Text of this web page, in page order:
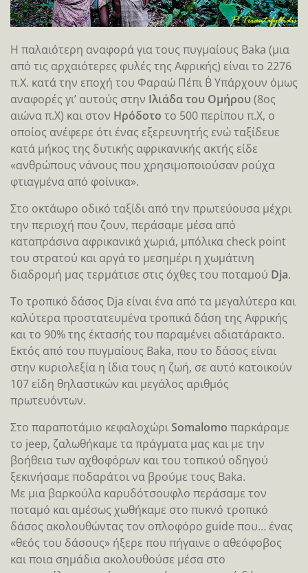
Η παλαιότερη αναφορά για τους πυγμαίους Baka (μια
από τις αρχαιότερες φυλές της Αφρικής) είναι το 2276
π.Χ. κατά την εποχή του Φαραώ Πέπι Β΄ Υπάρχουν όμως
αναφορές γι’ αυτούς στην Ιλιάδα του Ομήρου (8ος
αιώνα π.Χ) και στον Hρόδοτο το 500 περίπου π.Χ, ο
οποίος ανέφερε ότι ένας εξερευνητής ενώ ταξίδευε
κατά μήκος της δυτικής αφρικανικής ακτής είδε
«ανθρώπους νάνους που χρησιμοποιούσαν ρούχα
φτιαγμένα από φοίνικα».
Στο οκτάωρο οδικό ταξίδι από την πρωτεύουσα μέχρι
την περιοχή που ζουν, περάσαμε μέσα από
καταπράσινα αφρικανικά χωριά, μπόλικα check point
του στρατού και αργά το μεσημέρι η χωμάτινη
διαδρομή μας τερμάτισε στις όχθες του ποταμού Dja.
Το τροπικό δάσος Dja είναι ένα από τα μεγαλύτερα και
καλύτερα προστατευμένα τροπικά δάση της Αφρικής
και το 90% της έκτασής του παραμένει αδιατάρακτο.
Εκτός από του πυγμαίους Baka, που το δάσος είναι
στην κυριολεξία η ίδια τους η ζωή, σε αυτό κατοικούν
107 είδη θηλαστικών και μεγάλος αριθμός
πρωτευόντων.
Στο παραποτάμιο κεφαλοχώριSomalomo παρκάραμε
το jeep, ζαλωθήκαμε τα πράγματα μας και με την
βοήθεια των αχθοφόρων και του τοπικού οδηγού
ξεκινήσαμε ποδαράτοι να βρούμε τους Baka.
Με μια βαρκούλα καρυδότσουφλο περάσαμε τον
ποταμό και αμέσως χωθήκαμε στο πυκνό τροπικό
δάσος ακoλουθώντας τον οπλοφόρο guide που… ένας
«θεός του δάσους» ήξερε που πήγαινε ο αθεόφοβος
και ποια σημάδια ακολουθούσε μέσα στο